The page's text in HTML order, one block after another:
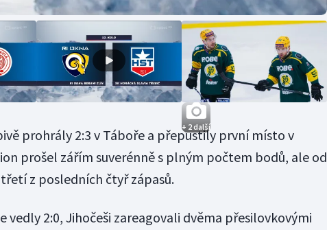
+ 2 další
prohrály 2:3 v Táboře a přepustily první místo v
prošel zářím suverénně s plným počtem bodů, ale od
z posledních čtyř zápasů.
vedly 2:0, Jihočeši zareagovali dvěma přesilovkovými